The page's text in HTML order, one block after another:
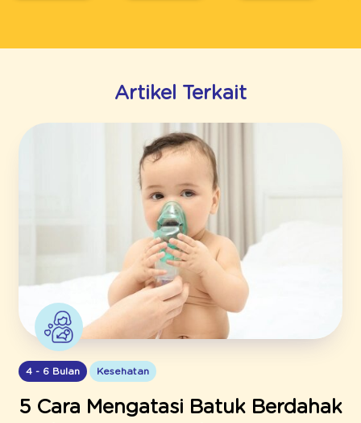
Artikel Terkait
4 - 6 Bulan Kesehatan
5 Cara Mengatasi Batuk Berdahak